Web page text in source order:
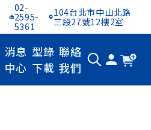
02-
2595-
5361
104台北市中山北路
三段27號12樓2室
消息
中心
型錄
下載
聯絡
我們